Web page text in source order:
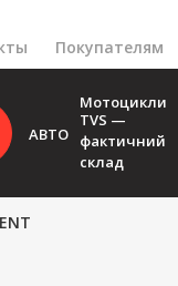
Покупателям
АВТО
Мотоцикли
TVS —
фактичний
склад